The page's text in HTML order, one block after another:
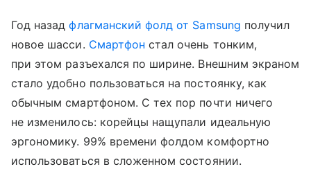
Год назадфлагманский фолд от Samsung получил
новое шасси. Смартфон стал очень тонким,
при этом разъехался по ширине. Внешним экраном
стало удобно пользоваться на постоянку, как
обычным смартфоном. С тех пор почти ничего
не изменилось: корейцы нащупали идеальную
эргономику. 99% времени фолдом комфортно
использоваться в сложенном состоянии.